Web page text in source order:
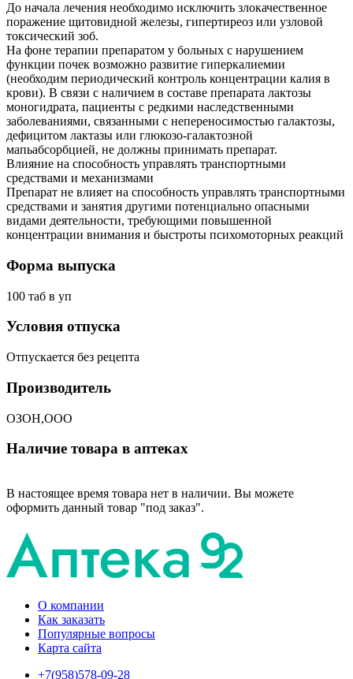
До начала лечения необходимо исключить злокачественное
поражение щитовидной железы, гипертиреоз или узловой
токсический зоб.
На фоне терапии препаратом у больных с нарушением
функции почек возможно развитие гиперкалиемии
(необходим периодический контроль концентрации калия в
крови). В связи с наличием в составе препарата лактозы
моногидрата, пациенты с редкими наследственными
заболеваниями, связанными с непереносимостью галактозы,
дефицитом лактазы или глюкозо-галактозной
мапьабсорбцией, не должны принимать препарат.
Влияние на способность управлять транспортными
средствами и механизмами
Препарат не влияет на способность управлять транспортными
средствами и занятия другими потенциально опасными
видами деятельности, требующими повышенной
концентрации внимания и быстроты психомоторных реакций
Форма выпуска
100 таб в уп
Условия отпуска
Отпускается без рецепта
Производитель
ОЗОН,ООО
Наличие товара в аптеках
В настоящее время товара нет в наличии. Вы можете
оформить данный товар "под заказ".
О компании
Как заказать
Популярные вопросы
Карта сайта
+7(958)578-09-28